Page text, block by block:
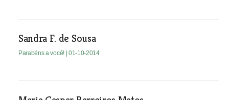
Sandra F. de Sousa
Parabéns a você! | 01-10-2014